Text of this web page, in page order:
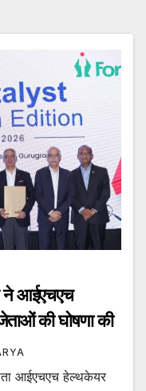
ने आईएचएच
की घोषणा की
आईएचएच हेल्थकेयर